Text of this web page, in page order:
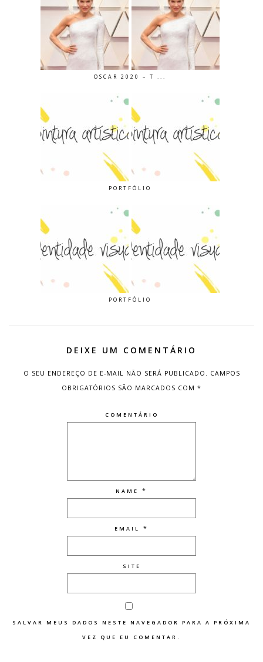
OSCAR 2020 – T ...
PORTFÓLIO
PORTFÓLIO
DEIXE UM COMENTÁRIO
O SEU ENDEREÇO DE E-MAIL NÃO SERÁ PUBLICADO. CAMPOS
OBRIGATÓRIOS SÃO MARCADOS COM *
COMENTÁRIO
NAME *
EMAIL *
SITE
SALVAR MEUS DADOS NESTE NAVEGADOR PARA A PRÓXIMA
VEZ QUE EU COMENTAR.